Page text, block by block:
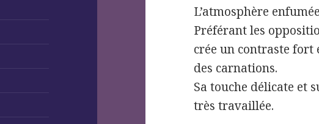
L’atmosphère
Préférant les
crée un contraste fort
des carnations.
Sa touche délicate et
très travaillée.